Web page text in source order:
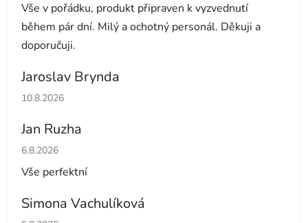
Vše v pořádku, produkt připraven k vyzvednutí
během pár dní. Milý a ochotný personál. Děkuji a
doporučuji.
Jaroslav Brynda
Hodnocení obchodu je 5 z 5 hvězdiček.
10.8.2026
Jan Ruzha
Hodnocení obchodu je 5 z 5 hvězdiček.
6.8.2026
Vše perfektní
Simona Vachulíková